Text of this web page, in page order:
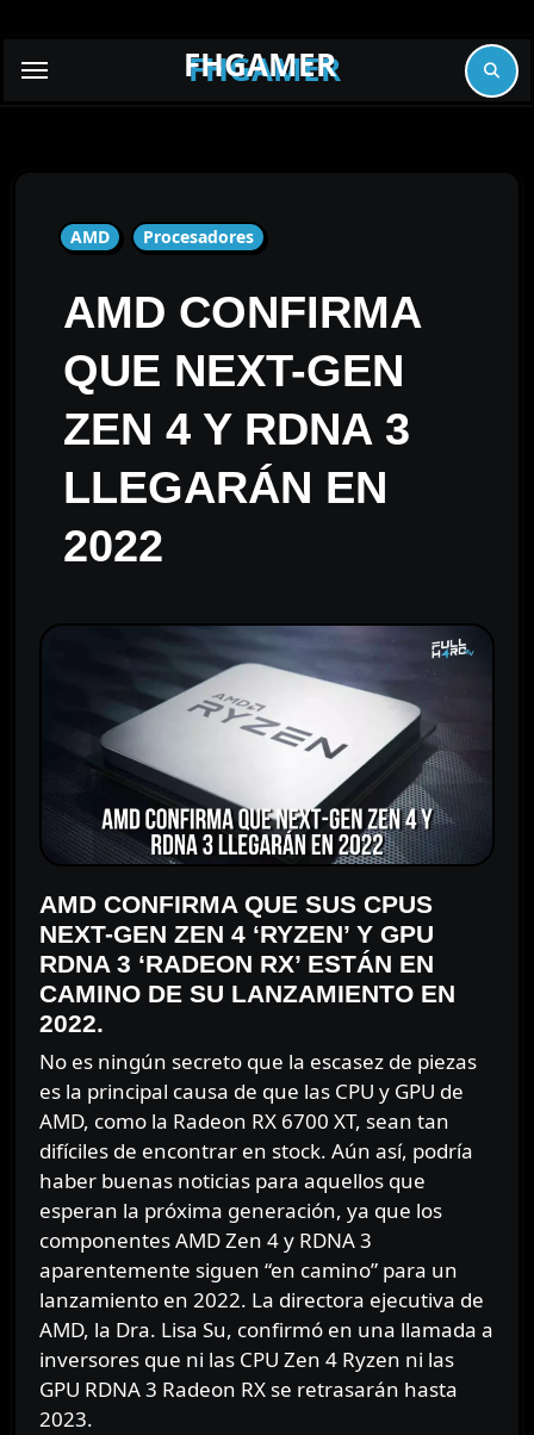
FHGAMER
AMD Procesadores
AMD CONFIRMA
QUE NEXT-GEN
ZEN 4 Y RDNA 3
LLEGARÁN EN
2022
AMD CONFIRMA QUE SUS CPUS
NEXT-GEN ZEN 4 ‘RYZEN’ Y GPU
RDNA 3 ‘RADEON RX’ ESTÁN EN
CAMINO DE SU LANZAMIENTO EN
2022.
No es ningún secreto que la escasez de piezas
es la principal causa de que las CPU y GPU de
AMD, como la Radeon RX 6700 XT, sean tan
difíciles de encontrar en stock. Aún así, podría
haber buenas noticias para aquellos que
esperan la próxima generación, ya que los
componentes AMD Zen 4 y RDNA 3
aparentemente siguen “en camino” para un
lanzamiento en 2022. La directora ejecutiva de
AMD, la Dra. Lisa Su, confirmó en una llamada a
inversores que ni las CPU Zen 4 Ryzen ni las
GPU RDNA 3 Radeon RX se retrasarán hasta
2023.